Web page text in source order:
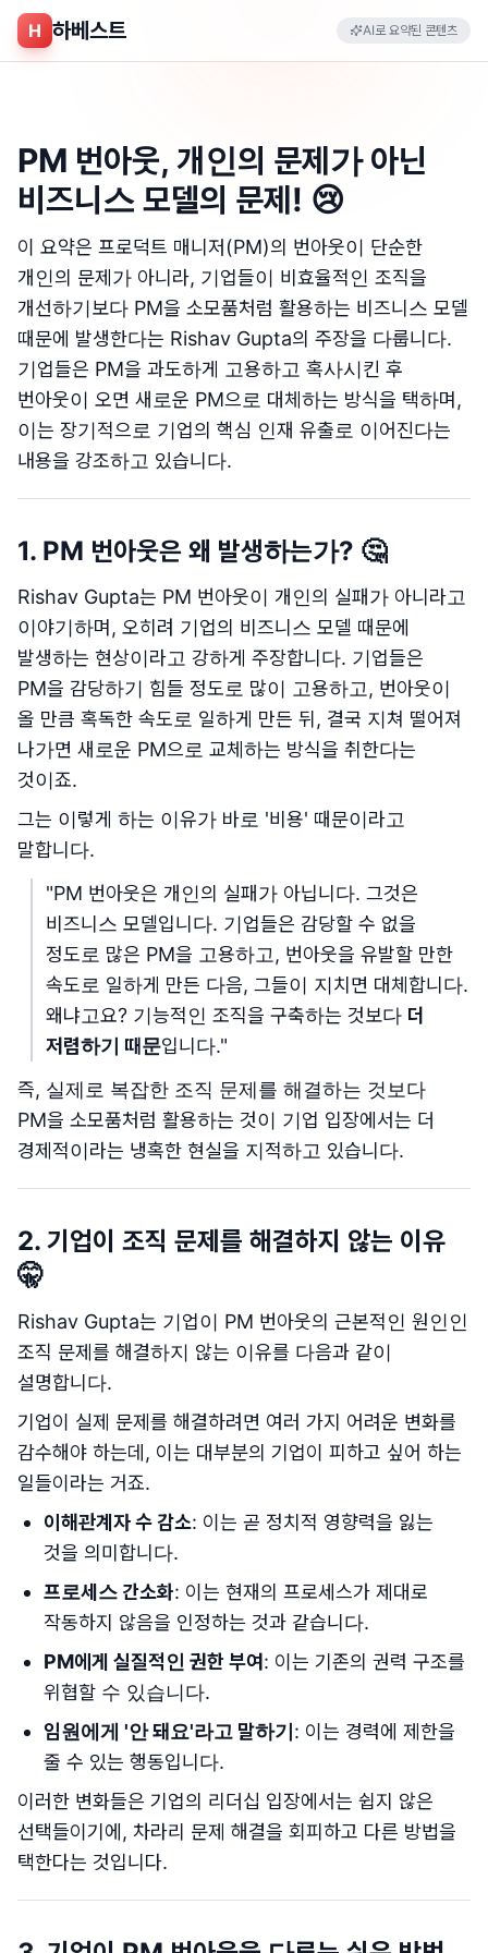
H 하베스트 AI로 요약된 콘텐츠
PM 번아웃, 개인의 문제가 아닌
비즈니스 모델의 문제! 😢
이 요약은 프로덕트 매니저(PM)의 번아웃이 단순한
개인의 문제가 아니라, 기업들이 비효율적인 조직을
개선하기보다 PM을 소모품처럼 활용하는 비즈니스 모델
때문에 발생한다는 Rishav Gupta의 주장을 다룹니다.
기업들은 PM을 과도하게 고용하고 혹사시킨 후
번아웃이 오면 새로운 PM으로 대체하는 방식을 택하며,
이는 장기적으로 기업의 핵심 인재 유출로 이어진다는
내용을 강조하고 있습니다.
1. PM 번아웃은 왜 발생하는가? 🤔
Rishav Gupta는 PM 번아웃이 개인의 실패가 아니라고
이야기하며, 오히려 기업의 비즈니스 모델 때문에
발생하는 현상이라고 강하게 주장합니다. 기업들은
PM을 감당하기 힘들 정도로 많이 고용하고, 번아웃이
올 만큼 혹독한 속도로 일하게 만든 뒤, 결국 지쳐 떨어져
나가면 새로운 PM으로 교체하는 방식을 취한다는
것이죠.
그는 이렇게 하는 이유가 바로 '비용' 때문이라고
말합니다.
"PM 번아웃은 개인의 실패가 아닙니다. 그것은
비즈니스 모델입니다. 기업들은 감당할 수 없을
정도로 많은 PM을 고용하고, 번아웃을 유발할 만한
속도로 일하게 만든 다음, 그들이 지치면 대체합니다.
왜냐고요? 기능적인 조직을 구축하는 것보다 더
저렴하기 때문입니다."
즉, 실제로 복잡한 조직 문제를 해결하는 것보다
PM을 소모품처럼 활용하는 것이 기업 입장에서는 더
경제적이라는 냉혹한 현실을 지적하고 있습니다.
2. 기업이 조직 문제를 해결하지 않는 이유
🤫
Rishav Gupta는 기업이 PM 번아웃의 근본적인 원인인
조직 문제를 해결하지 않는 이유를 다음과 같이
설명합니다.
기업이 실제 문제를 해결하려면 여러 가지 어려운 변화를
감수해야 하는데, 이는 대부분의 기업이 피하고 싶어 하는
일들이라는 거죠.
이해관계자 수 감소: 이는 곧 정치적 영향력을 잃는
것을 의미합니다.
프로세스 간소화: 이는 현재의 프로세스가 제대로
작동하지 않음을 인정하는 것과 같습니다.
PM에게 실질적인 권한 부여 : 이는 기존의 권력 구조를
위협할 수 있습니다.
임원에게 '안 돼요'라고 말하기 : 이는 경력에 제한을
줄 수 있는 행동입니다.
이러한 변화들은 기업의 리더십 입장에서는 쉽지 않은
선택들이기에, 차라리 문제 해결을 회피하고 다른 방법을
택한다는 것입니다.